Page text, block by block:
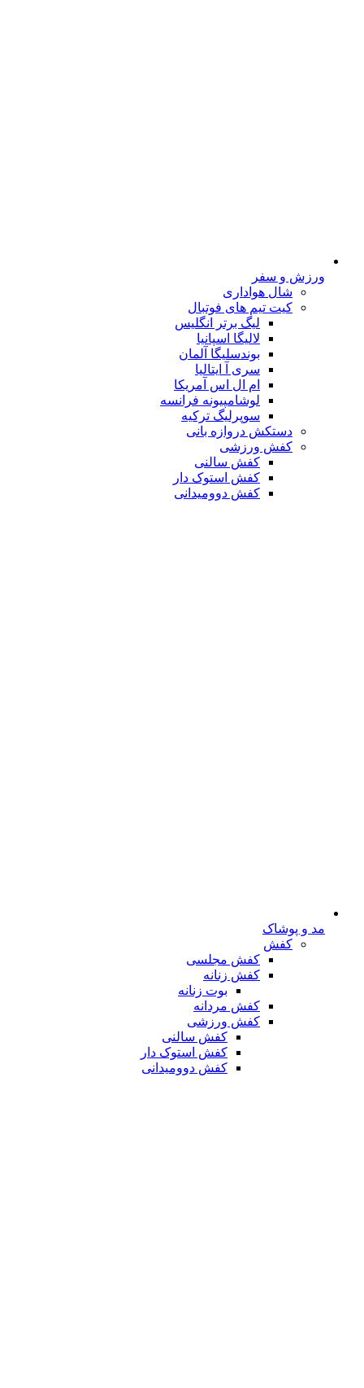
ورزش و سفر
شال هواداری
کیت تیم های فوتبال
لیگ برتر انگلیس
لالیگا اسپانیا
بوندسلیگا آلمان
سری آ ایتالیا
ام ال اس آمریکا
لوشامپیونه فرانسه
سوپرلیگ ترکیه
دستکش دروازه بانی
کفش ورزشی
کفش سالنی
کفش استوک دار
کفش دوومیدانی
مد و پوشاک
کفش
کفش مجلسی
کفش زنانه
بوت زنانه
کفش مردانه
کفش ورزشی
کفش سالنی
کفش استوک دار
کفش دوومیدانی